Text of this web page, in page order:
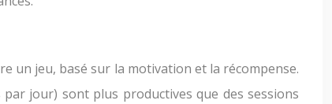
un jeu, basé sur la motivation et la récompense.
jour) sont plus productives que des sessions